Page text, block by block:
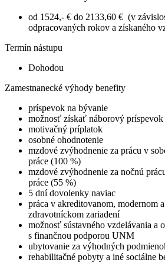
od 1524,- € do 2133,60 € (v
odpracovaných rokov a získaného
Termín nástupu
Dohodou
Zamestnanecké výhody benefity
príspevok na bývanie
možnosť získať náborový
motivačný príplatok
osobné ohodnotenie
mzdové zvýhodnenie za prácu v
práce (100 %)
mzdové zvýhodnenie za nočnú
práce (55 %)
5 dní dovolenky naviac
práca v akreditovanom, modernom
zdravotníckom zariadení
možnosť sústavného vzdelávania a
s finančnou podporou UNM
ubytovanie za výhodných
rehabilitačné pobyty a iné sociálne